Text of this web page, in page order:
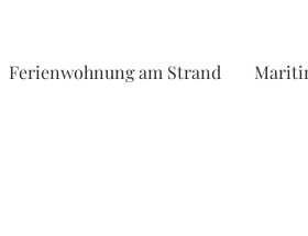
Ferienwohnung am Strand